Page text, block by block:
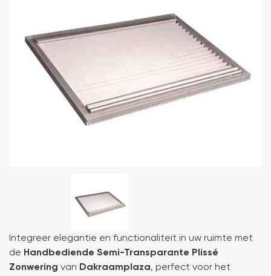
Integreer elegantie en functionaliteit in uw ruimte met
de Handbediende Semi-Transparante Plissé
Zonwering van Dakraamplaza, perfect voor het